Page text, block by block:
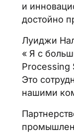
и
достойно
Луиджи
« Я с
Processing
Это
нашими